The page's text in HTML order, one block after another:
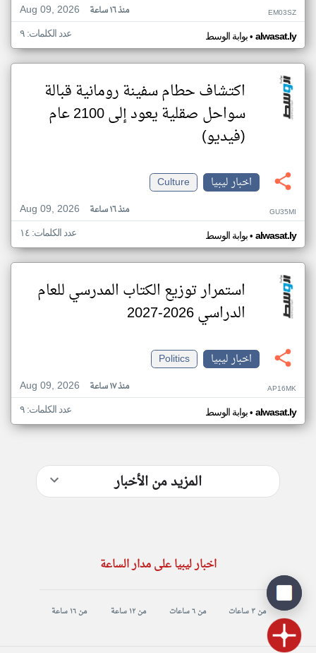
Aug 09, 2026
منذ ١٦ ساعة EM03SZ
بوابة الوسط• alwasat.ly عدد الكلمات: ٩
اكتشاف حطام سفينة رومانية قبالة
سواحل صقلية يعود إلى 2100 عام
(فيديو)
اخبار ليبيا
Culture
Aug 09, 2026
منذ ١٦ ساعة GU35MI
بوابة الوسط• alwasat.ly عدد الكلمات: ١٤
استمرار توزيع الكتاب المدرسي للعام
الدراسي 2026-2027
اخبار ليبيا
Politics
Aug 09, 2026
منذ ١٧ ساعة AP16MK
بوابة الوسط• alwasat.ly عدد الكلمات: ٩
المزيد من الأخبار
اخبار ليبيا على مدار الساعة
من ٣ ساعات من ٦ ساعات من ١٢ ساعة من ١٦ ساعة